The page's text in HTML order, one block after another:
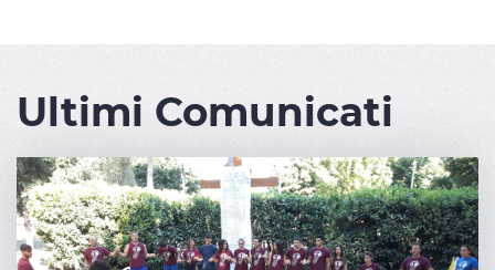
Ultimi Comunicati